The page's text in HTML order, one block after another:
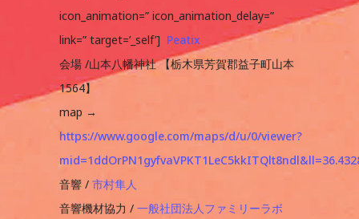
icon_animation=” icon_animation_delay=”
link=” target=’_self’] Peatix
会場 /山本八幡神社 【栃木県芳賀郡益子町山本
1564】
map →
https://www.google.com/maps/d/u/0/viewer?
音響 / 市村隼人
音響機材協力 / 一般社団法人ファミリーラボ